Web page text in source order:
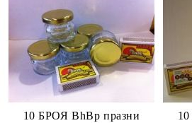
10 БРОЯ BhBp празни